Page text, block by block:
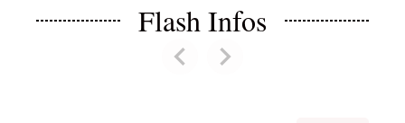
Flash Infos
chevron_leftPrevious
chevron_rightNext